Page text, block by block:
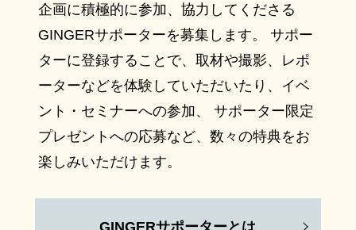
企画に積極的に参加、協力してくださる
GINGERサポーターを募集します。 サポー
ターに登録することで、取材や撮影、レポ
ーターなどを体験していただいたり、イベ
ント・セミナーへの参加、 サポーター限定
プレゼントへの応募など、数々の特典をお
楽しみいただけます。
GINGERサポーターとは